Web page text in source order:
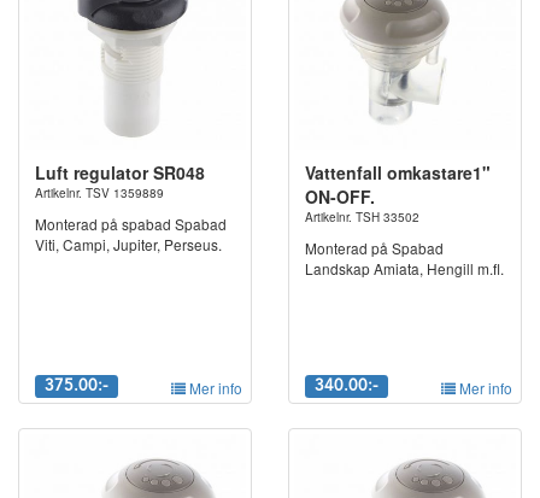
Luft regulator SR048
Artikelnr. TSV 1359889
Monterad på spabad Spabad
Viti, Campi, Jupiter, Perseus.
375.00:- Mer info
Vattenfall omkastare1"
ON-OFF.
Artikelnr. TSH 33502
Monterad på Spabad
Landskap Amiata, Hengill m.fl.
340.00:- Mer info